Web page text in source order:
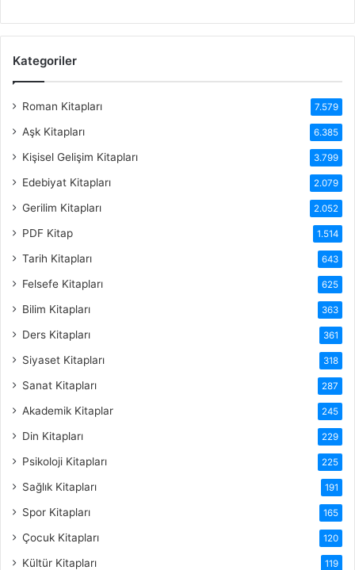
Kategoriler
Roman Kitapları 7.579
Aşk Kitapları 6.385
Kişisel Gelişim Kitapları 3.799
Edebiyat Kitapları 2.079
Gerilim Kitapları 2.052
PDF Kitap 1.514
Tarih Kitapları 643
Felsefe Kitapları 625
Bilim Kitapları 363
Ders Kitapları 361
Siyaset Kitapları 318
Sanat Kitapları 287
Akademik Kitaplar 245
Din Kitapları 229
Psikoloji Kitapları 225
Sağlık Kitapları 191
Spor Kitapları 165
Çocuk Kitapları 120
Kültür Kitapları 119